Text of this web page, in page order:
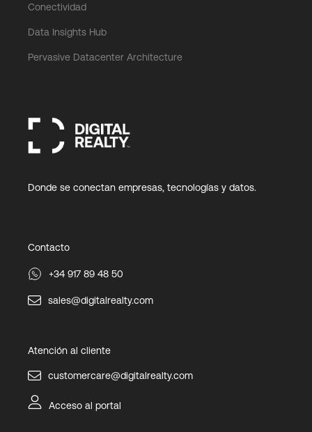
Conectividad
Data Insights Hub
Pervasive Datacenter Architecture
Donde se conectan empresas, tecnologías y datos.
Contacto
+34 917 89 48 50
sales@digitalrealty.com
Atención al cliente
customercare@digitalrealty.com
Acceso al portal